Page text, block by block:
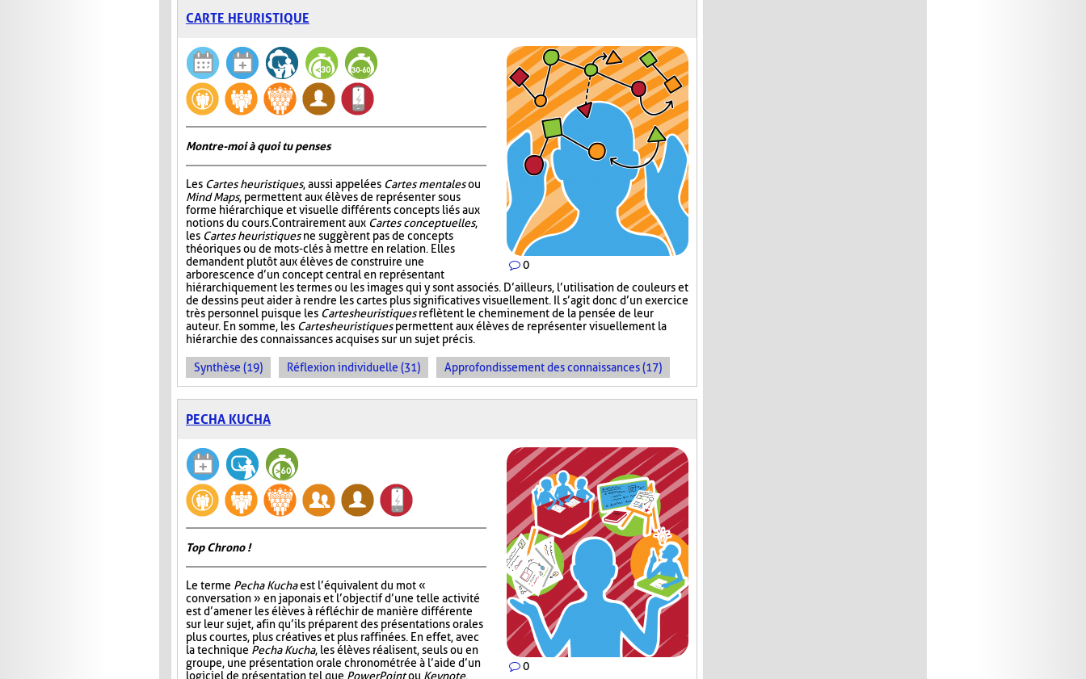
CARTE HEURISTIQUE
0
Montre-moi à quoi tu penses
Les Cartes heuristiques, aussi appelées Cartes mentalesou
Mind Maps, permettent aux élèves de représenter sous
forme hiérarchique et visuelle différents concepts liés aux
notions du cours. Contrairement aux Cartes conceptuelles,
les Cartes heuristiquesne suggèrent pas de concepts
théoriques ou de mots-clés à mettre en relation. Elles
demandent plutôt aux élèves de construire une
arborescence d’un concept central en représentant
hiérarchiquement les termes ou les images qui y sont associés. D’ailleurs, l’utilisation de couleurs et
de dessins peut aider à rendre les cartes plus significatives visuellement. Il s’agit donc d’un exercice
très personnel puisque les Cartes heuristiquesreflètent le cheminement de la pensée de leur
auteur. En somme, les Cartes heuristiquespermettent aux élèves de représenter visuellement la
hiérarchie des connaissances acquises sur un sujet précis.
Synthèse (19) Réflexion individuelle (31) Approfondissement des connaissances (17)
PECHA KUCHA
0
Top Chrono !
Le terme Pecha Kuchaest l’équivalent du mot «
conversation » en japonais et l’objectif d’une telle activité
est d’amener les élèves à réfléchir de manière différente
sur leur sujet, afin qu’ils préparent des présentations orales
plus courtes, plus créatives et plus raffinées. En effet, avec
la technique Pecha Kucha, les élèves réalisent, seuls ou en
groupe, une présentation orale chronométrée à l’aide d’un
logiciel de présentation tel que PowerPointou Keynote.